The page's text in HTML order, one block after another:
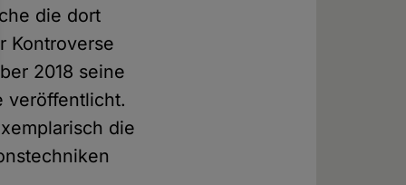
die dort
Kontroverse
2018 seine
veröffentlicht.
die